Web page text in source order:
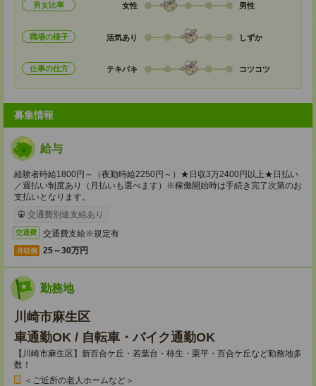
男女比率 女性 男性
職場の様子 活気あり しずか
仕事の仕方 テキパキ コツコツ
募集情報
給与
経験者時給1800円～（夜勤時給2250円～）★日収3万2400円以上★日払い
／週払い制度あり（月払いも選べます）※稼働開始時は手続き完了次第のお
支払いとなります。
交通費別途支給あり
交通費 交通費支給※規定有
月収例 25～30万円
勤務地
川崎市麻生区
車通勤OK / 自転車・バイク通勤OK
【川崎市麻生区】新百合ケ丘・若葉台・柿生・栗平・百合ケ丘など勤務地多
数！
＜ご近所の老人ホームなど＞